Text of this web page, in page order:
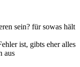
sein? für sowas hält
ist, gibts eher alles
aus